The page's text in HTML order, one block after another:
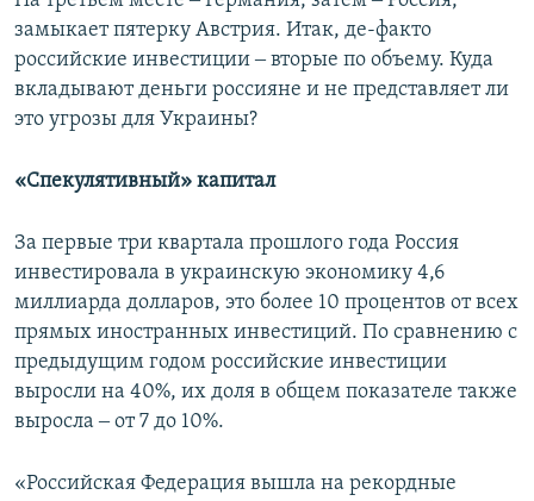
замыкает пятерку Австрия. Итак, де-факто
российские инвестиции ‒ вторые по объему. Куда
вкладывают деньги россияне и не представляет ли
это угрозы для Украины?
«Спекулятивный» капитал
За первые три квартала прошлого года Россия
инвестировала в украинскую экономику 4,6
миллиарда долларов, это более 10 процентов от всех
прямых иностранных инвестиций. По сравнению с
предыдущим годом российские инвестиции
выросли на 40%, их доля в общем показателе также
выросла ‒ от 7 до 10%.
«Российская Федерация вышла на рекордные